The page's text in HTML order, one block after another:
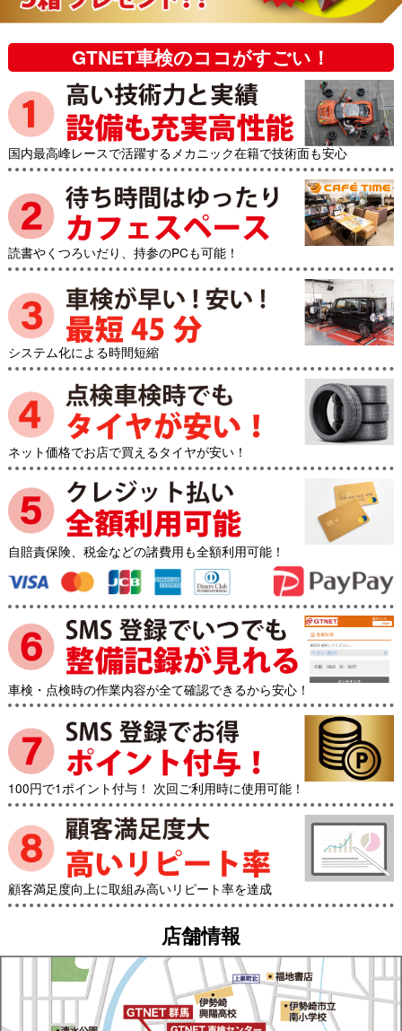
GTNET車検のココがすごい！
国内最高峰レースで活躍するメカニック在籍で技術面も安心
読書やくつろいだり、持参のPCも可能！
システム化による時間短縮
ネット価格でお店で買えるタイヤが安い！
自賠責保険、税金などの諸費用も全額利用可能！
車検・点検時の作業内容が全て確認できるから安心！
100円で1ポイント付与！ 次回ご利用時に使用可能！
顧客満足度向上に取組み高いリピート率を達成
店舗情報